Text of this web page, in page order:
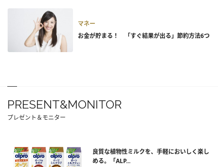
マネー
お金が貯まる！ 「すぐ結果が出る」節約方法6つ
PRESENT&MONITOR
プレゼント＆モニター
良質な植物性ミルクを、手軽においしく楽し
める。「ALP...